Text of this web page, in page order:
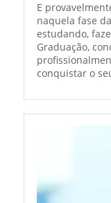
E
naquela fase
estudando,
Graduação,
conquistar o